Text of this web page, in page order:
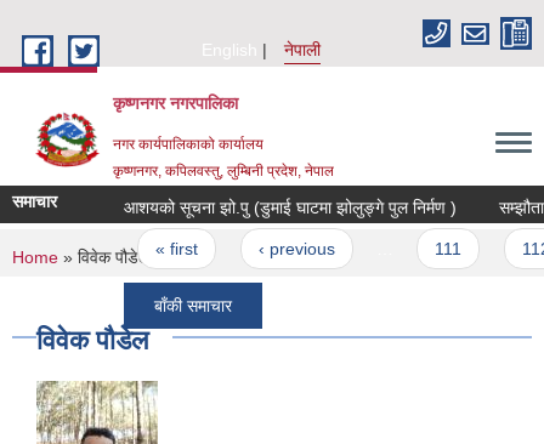
English
नेपाली
कृष्णनगर नगरपालिका
नगर कार्यपालिकाको कार्यालय
कृष्णनगर, कपिलवस्तु, लुम्बिनी प्रदेश, नेपाल
समाचार आशयको सूचना झो.पु (डुमाई घाटमा झोलुङ्गे पुल निर्मण ) सम्झौता
Pages
« first ‹ previous
बाँकी समाचार
You are here
Home » विवेक पौडेल
विवेक पौडेल